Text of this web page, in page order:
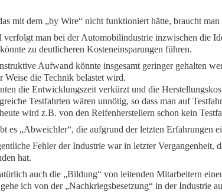
mit dem „by Wire“ nicht funktioniert hätte, braucht
verfolgt man bei der Automobilindustrie inzwischen die
zu deutlicheren Kosteneinsparungen führen.
Aufwand könnte insgesamt geringer gehalten
Weise die Technik belastet wird.
die Entwicklungszeit verkürzt und die
Testfahrten wären unnötig, so dass man auf
wird z.B. von den Reifenherstellern schon kein
es „Abweichler“, die aufgrund der letzten Erfahrungen
Fehler der Industrie war in letzter Vergangenheit,
hat.
auch die „Bildung“ von leitenden Mitarbeitern
ich von der „Nachkriegsbesetzung“ in der Industrie